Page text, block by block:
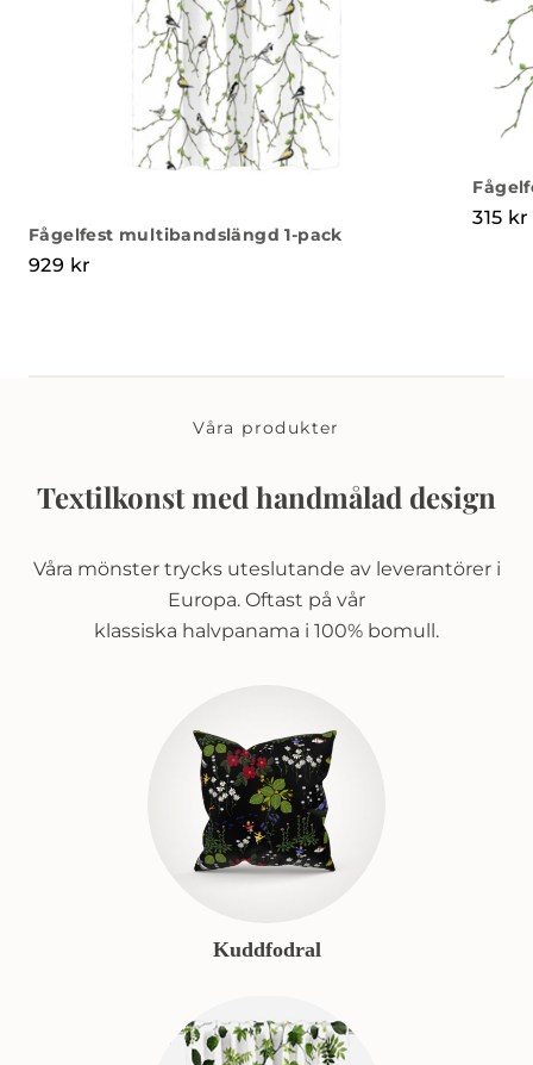
Fågelfest multibandslängd 1-pack
929 kr
315 kr
Våra produkter
Textilkonst med handmålad design
Våra mönster trycks uteslutande av leverantörer i
Europa. Oftast på vår
klassiska halvpanama i 100% bomull.
Kuddfodral